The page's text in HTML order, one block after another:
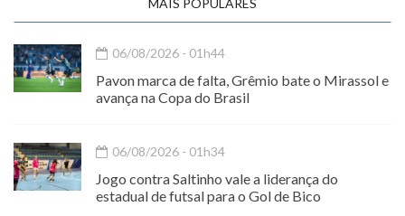
MAIS POPULARES
06/08/2026 - 01h44
Pavon marca de falta, Grêmio bate o Mirassol e
avança na Copa do Brasil
06/08/2026 - 01h34
Jogo contra Saltinho vale a liderança do
estadual de futsal para o Gol de Bico